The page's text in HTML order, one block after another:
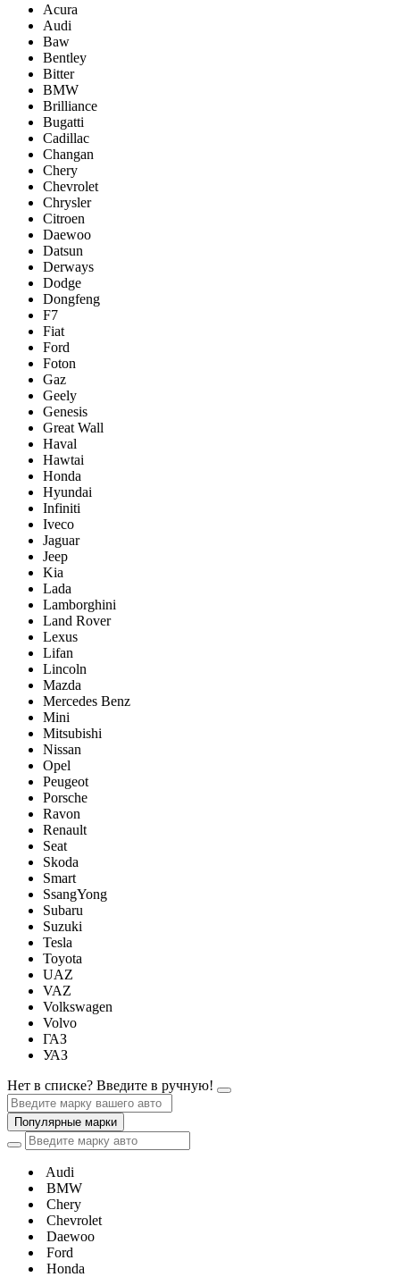
Acura
Audi
Baw
Bentley
Bitter
BMW
Brilliance
Bugatti
Cadillac
Changan
Chery
Chevrolet
Chrysler
Citroen
Daewoo
Datsun
Derways
Dodge
Dongfeng
F7
Fiat
Ford
Foton
Gaz
Geely
Genesis
Great Wall
Haval
Hawtai
Honda
Hyundai
Infiniti
Iveco
Jaguar
Jeep
Kia
Lada
Lamborghini
Land Rover
Lexus
Lifan
Lincoln
Mazda
Mercedes Benz
Mini
Mitsubishi
Nissan
Opel
Peugeot
Porsche
Ravon
Renault
Seat
Skoda
Smart
SsangYong
Subaru
Suzuki
Tesla
Toyota
UAZ
VAZ
Volkswagen
Volvo
ГАЗ
УАЗ
Нет в списке? Введите в ручную!
Популярные марки
Audi
BMW
Chery
Chevrolet
Daewoo
Ford
Honda